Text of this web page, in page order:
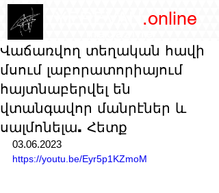
.online
Վաճառվող տեղական հավի
մսում լաբորատորիայում
հայտնաբերվել են
վտանգավոր մանրէներ և
սալմոնելա. Հետք
03.06.2023
https://youtu.be/Eyr5p1KZmoM